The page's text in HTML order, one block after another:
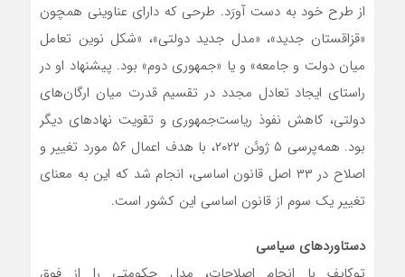
از طرح خود به دست آورَد. طرحی که دارای عناوینی همچون
«قزاقستان جدید»، «مدل جدید دولتی»، «شکل نوین تعامل
میان دولت و جامعه» و یا «جمهوری دوم» بود. پیشنهاد او در
راستای ایجاد تعادل مجدد در تقسیم قدرت میان ارگان‌های
دولتی، کاهش نفوذ ریاست‌جمهوری و تقویت نهادهای دیگر
بود. همه‌پرسی ۵ ژوئن ۲۰۲۲، با هدف اعمال ۵۶ مورد تغییر و
اصلاح در ۳۳ اصل قانون اساسی، انجام شد که این به معنای
تغییر یک سوم از قانون اساسی این کشور است.
دستاوردهای سیاسی